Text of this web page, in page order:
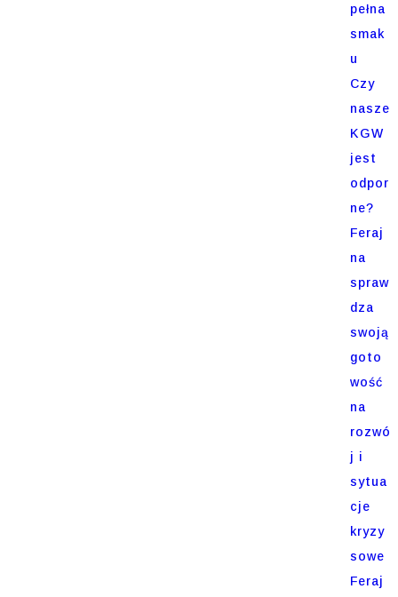
pełna
smak
u
Czy
nasze
KGW
jest
odpor
ne?
Feraj
na
spraw
dza
swoją
goto
wość
na
rozwó
j i
sytua
cje
kryzy
sowe
Feraj